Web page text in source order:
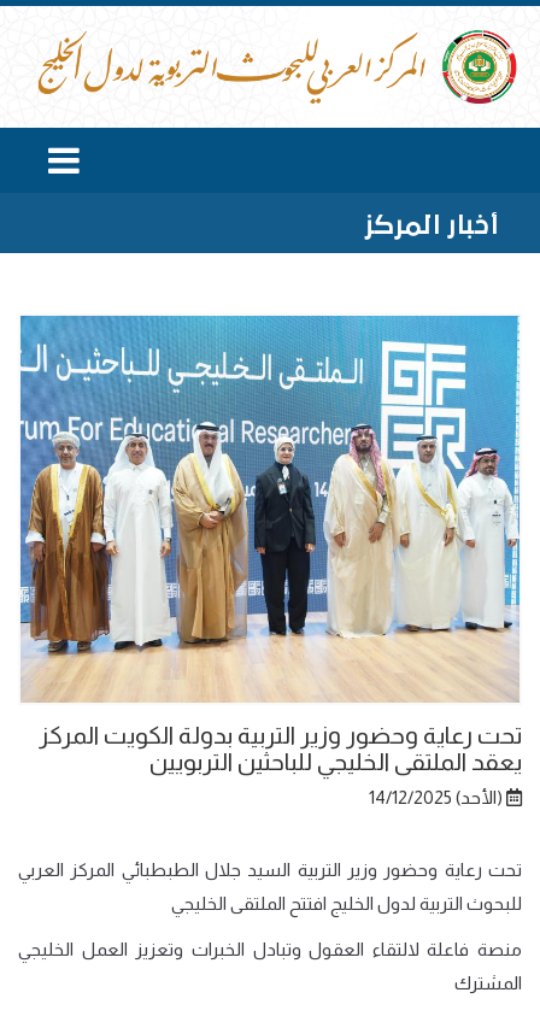
أخبار المركز
تحت رعاية وحضور وزير التربية بدولة الكويت المركز
يعقد الملتقى الخليجي للباحثين التربويين
(الأحد) 14/12/2025
تحت رعاية وحضور وزير التربية السيد جلال الطبطبائي المركز العربي
للبحوث التربية لدول الخليج افتتح الملتقى الخليجي
منصة فاعلة لالتقاء العقول وتبادل الخبرات وتعزيز العمل الخليجي
المشترك